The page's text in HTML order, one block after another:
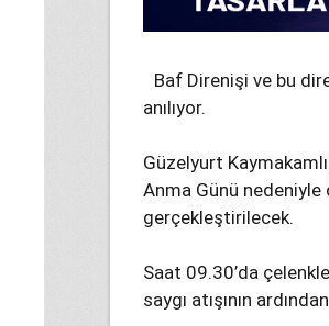
Baf Direnişi ve bu
anılıyor.
Güzelyurt
Anma Günü
gerçekleştirilecek.
Saat 09.30’da
saygı atışının